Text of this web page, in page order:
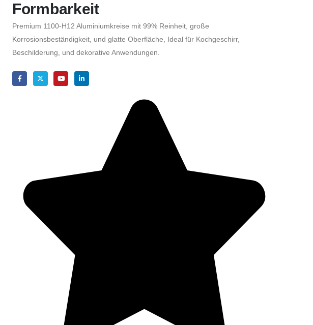
Formbarkeit
Premium 1100-H12 Aluminiumkreise mit 99% Reinheit, große
Korrosionsbeständigkeit, und glatte Oberfläche, Ideal für Kochgeschirr,
Beschilderung, und dekorative Anwendungen.